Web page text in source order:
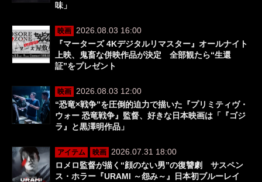
味」
映画 2026.08.03 16:00
『マーターズ 4Kデジタルリマスター』オールナイト
上映、鬼畜な併映作品が決定 全部観たら“生還
証”をプレゼント
映画 2026.08.03 12:00
“恐竜×戦争”を圧倒的迫力で描いた『プリミティヴ・
ウォー 恐竜戦争』監督、好きな日本映画は「『ゴジ
ラ』と黒澤明作品」
アイテム 映画 2026.07.31 18:00
ロメロ監督が描く“顔のない男”の復讐劇 サスペン
ス・ホラー『URAMI ～怨み～』日本初ブルーレイ